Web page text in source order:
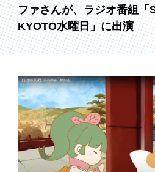
ファさんが、ラジオ番組「
KYOTO水曜日」に出演